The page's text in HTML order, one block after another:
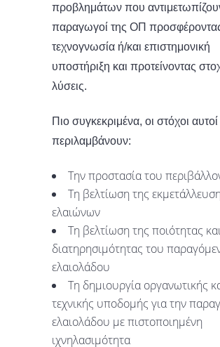
προβλημάτων που
παραγωγοί της ΟΠ
τεχνογνωσία ή/και επιστημονική
υποστήριξη και προτείνοντας
λύσεις.
Πιο συγκεκριμένα, οι στόχοι αυτοί
περιλαμβάνουν:
Την προστασία του
Τη βελτίωση της
ελαιώνων
Τη βελτίωση της ποιότητας
διατηρησιμότητας του
ελαιολάδου
Τη δημιουργία οργανωτικής
τεχνικής υποδομής για την
ελαιολάδου με πιστοποιημένη
ιχνηλασιμότητα